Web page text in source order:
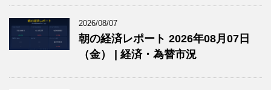
2026/08/07
朝の経済レポート 2026年08月07日
（金） | 経済・為替市況